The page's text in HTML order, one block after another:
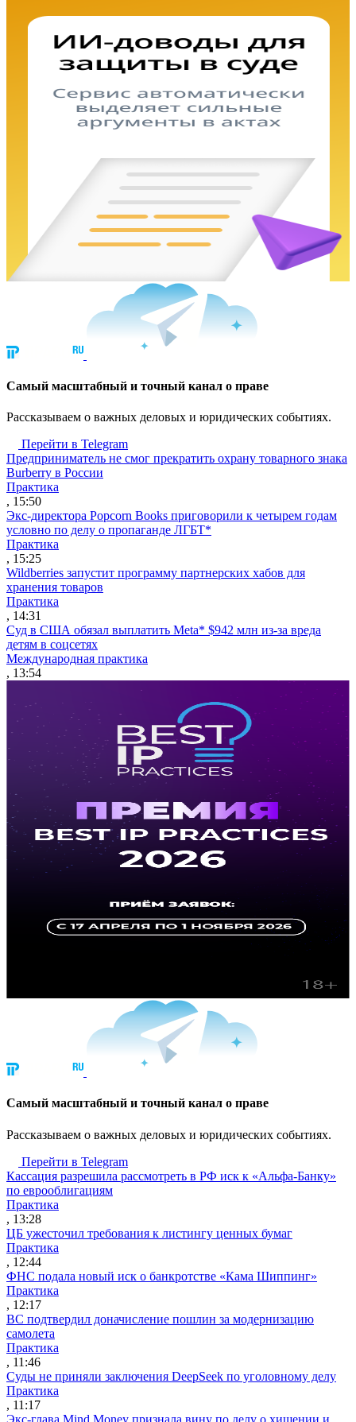
Cамый масштабный и точный канал о праве
Рассказываем о важных деловых и юридических событиях.
Перейти в Telegram
Предприниматель не смог прекратить охрану товарного знака
Burberry в России
Практика
, 15:50
Экс-директора Popcorn Books приговорили к четырем годам
условно по делу о пропаганде ЛГБТ*
Практика
, 15:25
Wildberries запустит программу партнерских хабов для
хранения товаров
Практика
, 14:31
Суд в США обязал выплатить Meta* $942 млн из-за вреда
детям в соцсетях
Международная практика
, 13:54
Cамый масштабный и точный канал о праве
Рассказываем о важных деловых и юридических событиях.
Перейти в Telegram
Кассация разрешила рассмотреть в РФ иск к «Альфа-Банку»
по еврооблигациям
Практика
, 13:28
ЦБ ужесточил требования к листингу ценных бумаг
Практика
, 12:44
ФНС подала новый иск о банкротстве «Кама Шиппинг»
Практика
, 12:17
ВС подтвердил доначисление пошлин за модернизацию
самолета
Практика
, 11:46
Суды не приняли заключения DeepSeek по уголовному делу
Практика
, 11:17
Экс-глава Mind Money признала вину по делу о хищении и